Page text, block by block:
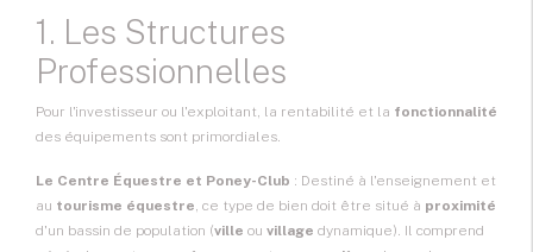
1. Les Structures
Professionnelles
Pour l'investisseur ou l'exploitant, la rentabilité et la fonctionnalité
des équipements sont primordiales.
Le Centre Équestre et Poney-Club : Destiné à l'enseignement et
au tourisme équestre, ce type de bien doit être situé à proximité
d'un bassin de population (ville ou village dynamique). Il comprend